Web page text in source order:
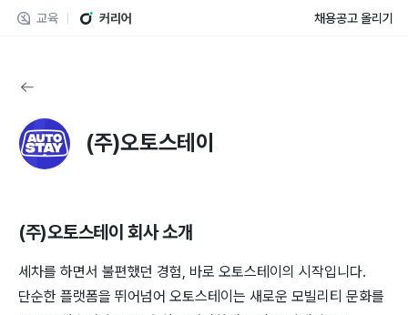
교육 커리어 채용공고 올리기
(주)오토스테이
(주)오토스테이 회사 소개
세차를 하면서 불편했던 경험, 바로 오토스테이의 시작입니다.
단순한 플랫폼을 뛰어넘어 오토스테이는 새로운 모빌리티 문화를